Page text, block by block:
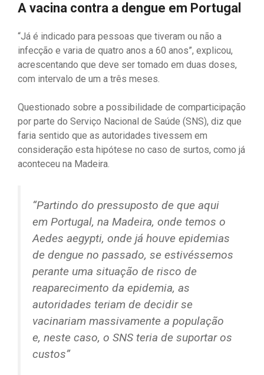
A vacina contra a dengue em Portugal
“Já é indicado para pessoas que tiveram ou não a
infecção e varia de quatro anos a 60 anos”, explicou,
acrescentando que deve ser tomado em duas doses,
com intervalo de um a três meses.
Questionado sobre a possibilidade de comparticipação
por parte do Serviço Nacional de Saúde (SNS), diz que
faria sentido que as autoridades tivessem em
consideração esta hipótese no caso de surtos, como já
aconteceu na Madeira.
“Partindo do pressuposto de que aqui
em Portugal, na Madeira, onde temos o
Aedes aegypti, onde já houve epidemias
de dengue no passado, se estivéssemos
perante uma situação de risco de
reaparecimento da epidemia, as
autoridades teriam de decidir se
vacinariam massivamente a população
e, neste caso, o SNS teria de suportar os
custos”